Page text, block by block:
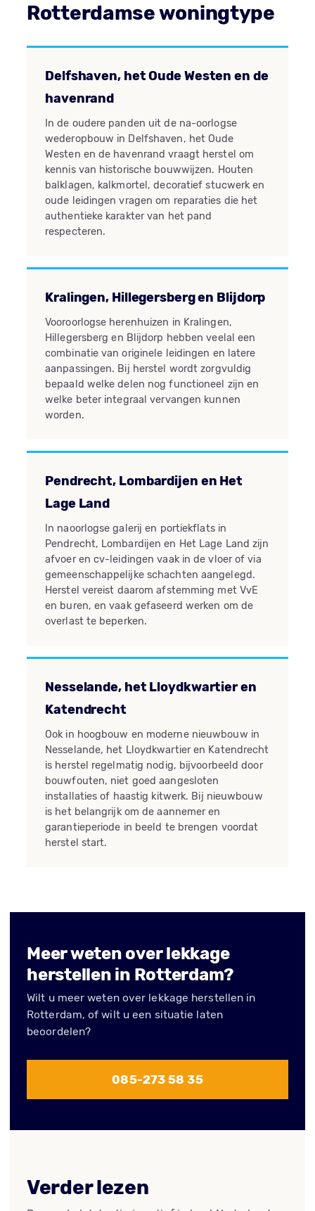
Rotterdamse woningtype
Delfshaven, het Oude Westen en de
havenrand
In de oudere panden uit de na-oorlogse
wederopbouw in Delfshaven, het Oude
Westen en de havenrand vraagt herstel om
kennis van historische bouwwijzen. Houten
balklagen, kalkmortel, decoratief stucwerk en
oude leidingen vragen om reparaties die het
authentieke karakter van het pand
respecteren.
Kralingen, Hillegersberg en Blijdorp
Vooroorlogse herenhuizen in Kralingen,
Hillegersberg en Blijdorp hebben veelal een
combinatie van originele leidingen en latere
aanpassingen. Bij herstel wordt zorgvuldig
bepaald welke delen nog functioneel zijn en
welke beter integraal vervangen kunnen
worden.
Pendrecht, Lombardijen en Het
Lage Land
In naoorlogse galerij en portiekflats in
Pendrecht, Lombardijen en Het Lage Land zijn
afvoer en cv-leidingen vaak in de vloer of via
gemeenschappelijke schachten aangelegd.
Herstel vereist daarom afstemming met VvE
en buren, en vaak gefaseerd werken om de
overlast te beperken.
Nesselande, het Lloydkwartier en
Katendrecht
Ook in hoogbouw en moderne nieuwbouw in
Nesselande, het Lloydkwartier en Katendrecht
is herstel regelmatig nodig, bijvoorbeeld door
bouwfouten, niet goed aangesloten
installaties of haastig kitwerk. Bij nieuwbouw
is het belangrijk om de aannemer en
garantieperiode in beeld te brengen voordat
herstel start.
Meer weten over lekkage
herstellen in Rotterdam?
Wilt u meer weten over lekkage herstellen in
Rotterdam, of wilt u een situatie laten
beoordelen?
085-273 58 35
Verder lezen